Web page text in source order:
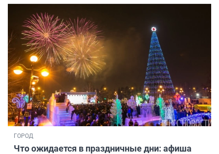
ГОРОД
Что ожидается в праздничные дни: афиша